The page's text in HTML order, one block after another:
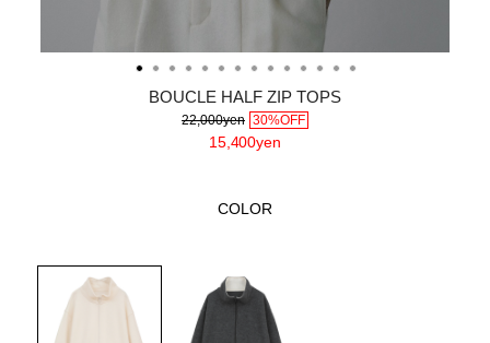
BOUCLE HALF ZIP TOPS
22,000yen 30%OFF
15,400yen
COLOR